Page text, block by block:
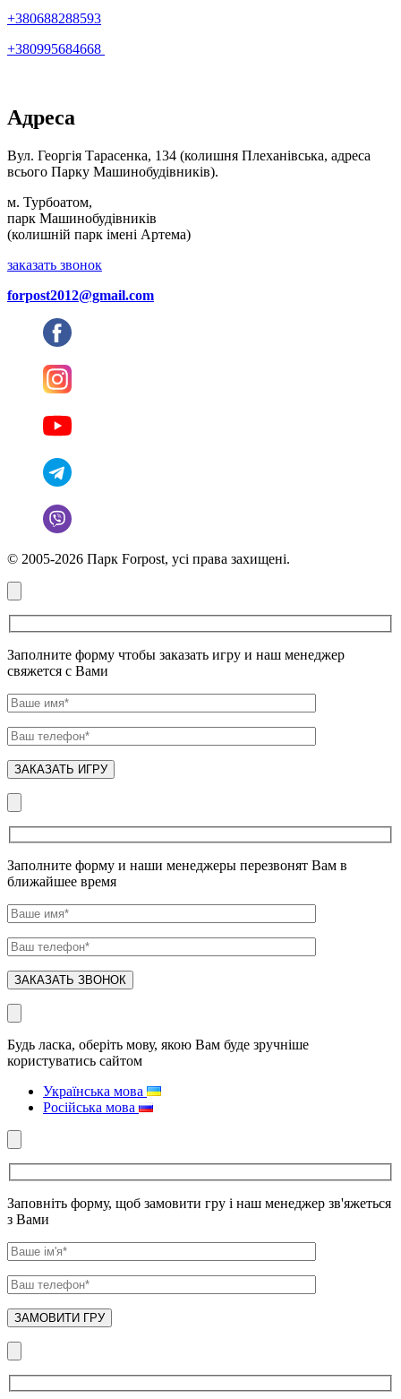
+380688288593
+380995684668
Адреса
Вул. Георгія Тарасенка, 134 (колишня Плеханівська, адреса
всього Парку Машинобудівників).
м. Турбоатом,
парк Машинобудівників
(колишній парк імені Артема)
заказать звонок
forpost2012@gmail.com
© 2005-2026 Парк Forpost, усі права захищені.
Заполните форму чтобы заказать игру и наш менеджер
свяжется с Вами
Заполните форму и наши менеджеры перезвонят Вам в
ближайшее время
Будь ласка, оберіть мову, якою Вам буде зручніше
користуватись сайтом
Українська мова
Російська мова
Заповніть форму, щоб замовити гру і наш менеджер зв'яжеться
з Вами